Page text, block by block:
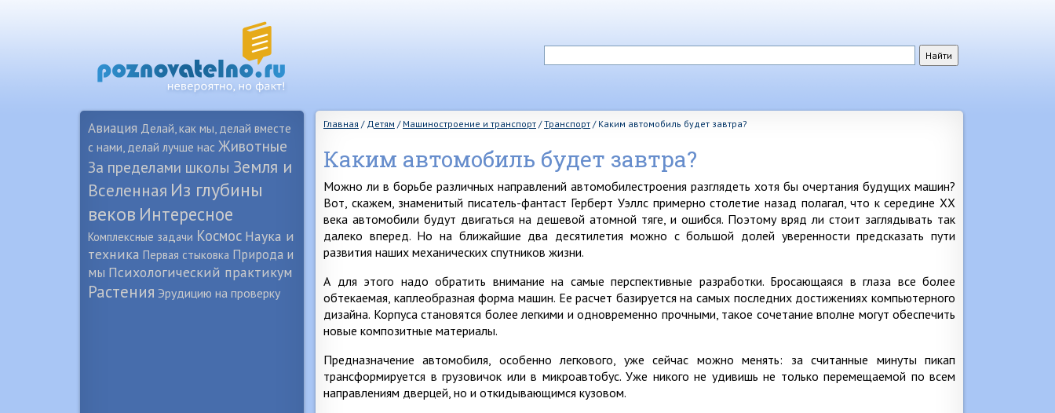
Авиация Делай, как мы, делай вместе
с нами, делай лучше нас Животные
За пределами школы Земля и
Вселенная Из глубины
веков Интересное
Комплексные задачи Космос Наука и
техника Первая стыковка Природа и
мы Психологический практикум
Растения Эрудицию на проверку
Главная / Детям / Машиностроение и транспорт /Транспорт / Каким автомобиль будет завтра?
Каким автомобиль будет завтра?
Можно ли в борьбе различных направлений автомобилестроения разглядеть хотя бы очертания будущих машин?
Вот, скажем, знаменитый писатель-фантаст Герберт Уэллс примерно столетие назад полагал, что к середине XX
века автомобили будут двигаться на дешевой атомной тяге, и ошибся. Поэтому вряд ли стоит заглядывать так
далеко вперед. Но на ближайшие два десятилетия можно с большой долей уверенности предсказать пути
развития наших механических спутников жизни.
А для этого надо обратить внимание на самые перспективные разработки. Бросающаяся в глаза все более
обтекаемая, каплеобразная форма машин. Ее расчет базируется на самых последних достижениях компьютерного
дизайна. Корпуса становятся более легкими и одновременно прочными, такое сочетание вполне могут обеспечить
новые композитные материалы.
Предназначение автомобиля, особенно легкового, уже сейчас можно менять: за считанные минуты пикап
трансформируется в грузовичок или в микроавтобус. Уже никого не удивишь не только перемещаемой по всем
направлениям дверцей, но и откидывающимся кузовом.